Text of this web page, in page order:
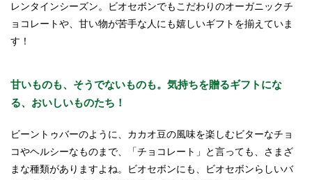
レンタインシーズン。ビオセボンでもこだわりのオーガニックチ
ョコレートや、甘い物が苦手な人にも嬉しいギフトを揃えていま
す！
甘いものも、そうでないものも。気持ちを贈るギフトにな
る、おいしいものたち！
ビーントゥバーのように、カカオ豆の風味を楽しむビターなチョ
コやヘルシーなものまで、「チョコレート」と言っても、さまざ
まな種類がありますよね。ビオセボンにも、ビオセボンらしいバ